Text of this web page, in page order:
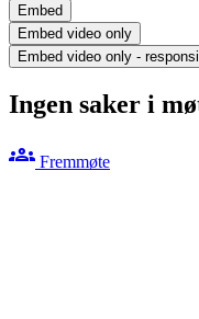
Embed
Embed video only
Embed video only -
Ingen saker i
groups Fremmøte